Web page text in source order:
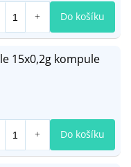
Do košíku
15x0,2g kompule
Do košíku